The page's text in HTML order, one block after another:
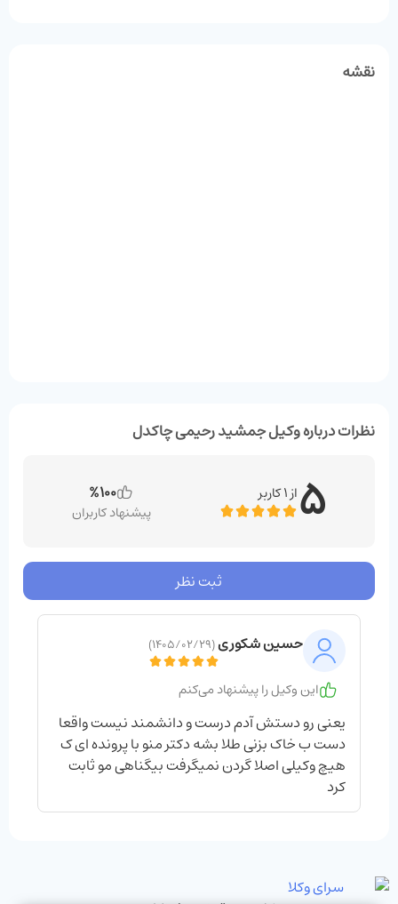
نقشه
نظرات درباره وکیل جمشید رحیمی چاکدل
۵از 1 کاربر %100
پیشنهاد کاربران
ثبت نظر
حسین شکوری(۱۴۰۵/۰۲/۲۹)
این وکیل را پیشنهاد می‌کنم
یعنی رو دستش آدم درست و دانشمند نیست واقعا
دست ب خاک بزنی طلا بشه دکتر منو با پرونده ای ک
هیچ وکیلی اصلا گردن نمیگرفت بیگناهی مو ثابت
کرد